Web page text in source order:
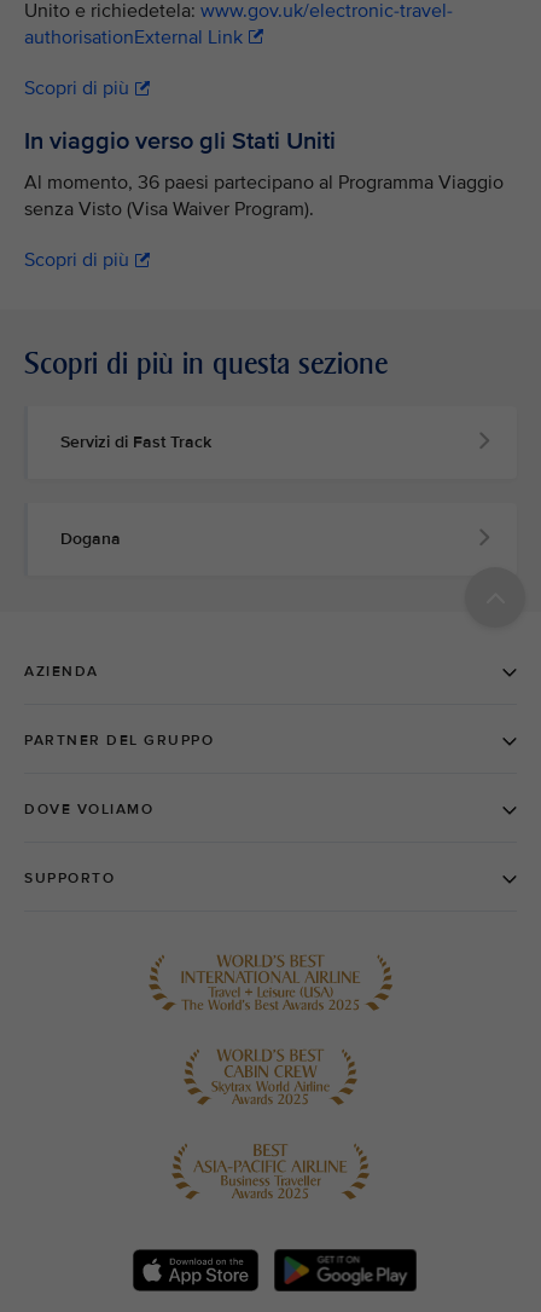
Unito e richiedetela: www.gov.uk/electronic-travel-
authorisationExternal Link
Scopri di più
In viaggio verso gli Stati Uniti
Al momento, 36 paesi partecipano al Programma Viaggio
senza Visto (Visa Waiver Program).
Scopri di più
Scopri di più in questa sezione
Servizi di Fast Track
Dogana